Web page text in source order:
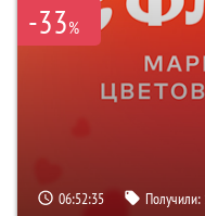
-33%
06:52:34 Получили: